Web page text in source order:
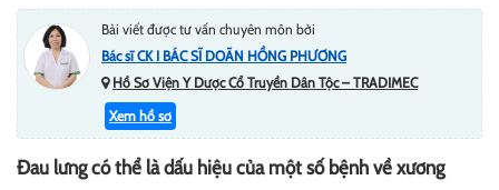
Bài viết được tư vấn chuyên môn bởi
Bác sĩ CK I BÁC SĨ DOÃN HỒNG PHƯƠNG
Hồ Sơ Viện Y Dược Cổ Truyền Dân Tộc – TRADIMEC
Xem hồ sơ
Đau lưng có thể là dấu hiệu của một số bệnh về xương